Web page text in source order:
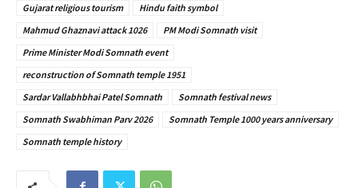
Gujarat religious tourism
Hindu faith symbol
Mahmud Ghaznavi attack 1026
PM Modi Somnath visit
Prime Minister Modi Somnath event
reconstruction of Somnath temple 1951
Sardar Vallabhbhai Patel Somnath
Somnath festival news
Somnath Swabhiman Parv 2026
Somnath Temple 1000 years anniversary
Somnath temple history